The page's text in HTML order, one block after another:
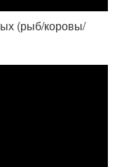
(рыб/коровы/